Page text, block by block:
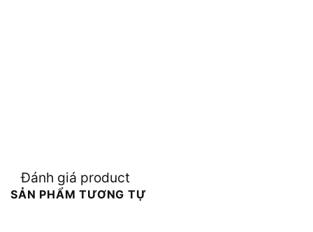
Đánh giá product
SẢN PHẨM TƯƠNG TỰ